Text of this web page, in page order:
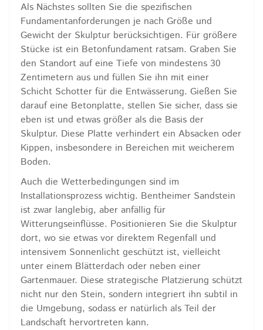
Als Nächstes sollten Sie die spezifischen
Fundamentanforderungen je nach Größe und
Gewicht der Skulptur berücksichtigen. Für größere
Stücke ist ein Betonfundament ratsam. Graben Sie
den Standort auf eine Tiefe von mindestens 30
Zentimetern aus und füllen Sie ihn mit einer
Schicht Schotter für die Entwässerung. Gießen Sie
darauf eine Betonplatte, stellen Sie sicher, dass sie
eben ist und etwas größer als die Basis der
Skulptur. Diese Platte verhindert ein Absacken oder
Kippen, insbesondere in Bereichen mit weicherem
Boden.
Auch die Wetterbedingungen sind im
Installationsprozess wichtig. Bentheimer Sandstein
ist zwar langlebig, aber anfällig für
Witterungseinflüsse. Positionieren Sie die Skulptur
dort, wo sie etwas vor direktem Regenfall und
intensivem Sonnenlicht geschützt ist, vielleicht
unter einem Blätterdach oder neben einer
Gartenmauer. Diese strategische Platzierung schützt
nicht nur den Stein, sondern integriert ihn subtil in
die Umgebung, sodass er natürlich als Teil der
Landschaft hervortreten kann.